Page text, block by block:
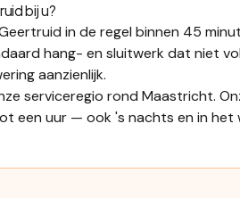
bij u?
in de regel binnen 45
hang- en sluitwerk dat niet
aanzienlijk.
serviceregio rond Maastricht.
een uur — ook 's nachts en in het